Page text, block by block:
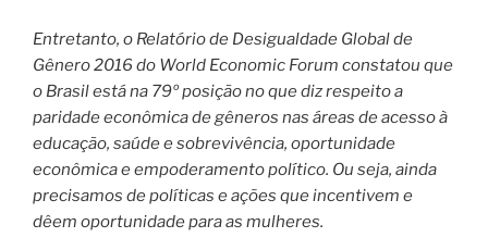
Entretanto, o Relatório de Desigualdade Global de
Gênero 2016 do World Economic Forum constatou que
o Brasil está na 79º posição no que diz respeito a
paridade econômica de gêneros nas áreas de acesso à
educação, saúde e sobrevivência, oportunidade
econômica e empoderamento político. Ou seja, ainda
precisamos de políticas e ações que incentivem e
dêem oportunidade para as mulheres.